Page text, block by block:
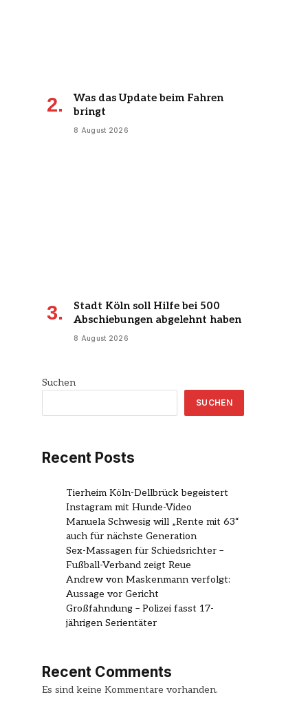
Was das Update beim Fahren
bringt
8 August 2026
Stadt Köln soll Hilfe bei 500
Abschiebungen abgelehnt haben
8 August 2026
Suchen
SUCHEN
Recent Posts
Tierheim Köln-Dellbrück begeistert
Instagram mit Hunde-Video
Manuela Schwesig will „Rente mit 63“
auch für nächste Generation
Sex-Massagen für Schiedsrichter –
Fußball-Verband zeigt Reue
Andrew von Maskenmann verfolgt:
Aussage vor Gericht
Großfahndung – Polizei fasst 17-
jährigen Serientäter
Recent Comments
Es sind keine Kommentare vorhanden.